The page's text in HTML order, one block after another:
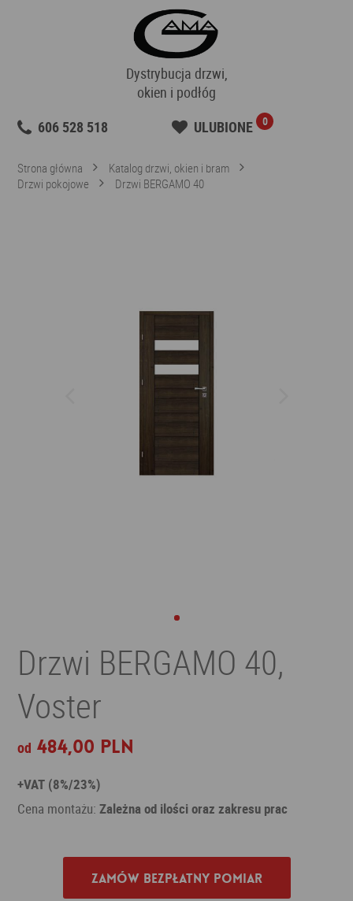
Dystrybucja drzwi,
okien i podłóg
606 528 518
ULUBIONE 0
Strona główna
Katalog drzwi, okien i bram
Drzwi pokojowe
Drzwi BERGAMO 40
Drzwi BERGAMO 40,
Voster
od 484,00 PLN
+VAT (8%/23%)
Cena montażu:Zależna od ilości oraz zakresu prac
Zamów bezpłatny pomiar